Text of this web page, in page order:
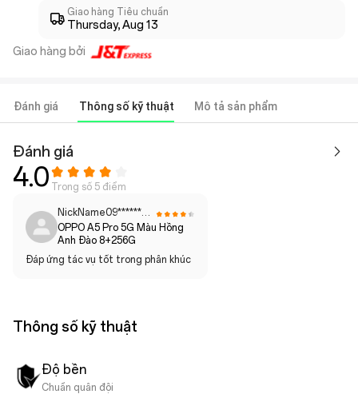
Giao hàng Tiêu chuẩn
Thursday, Aug 13
Giao hàng bởi
Đánh giá Thông số kỹ thuật Mô tả sản phẩm
Đánh giá
4.0 Trong số 5 điểm
NickName09**********
OPPO A5 Pro 5G Màu Hồng
Anh Đào 8+256G
Đáp ứng tác vụ tốt trong phân khúc
Thông số kỹ thuật
Độ bền
Chuẩn quân đội